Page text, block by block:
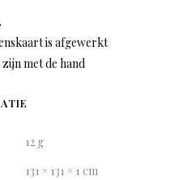
is afgewerkt
met de hand
12 g
131 × 131 × 1 cm